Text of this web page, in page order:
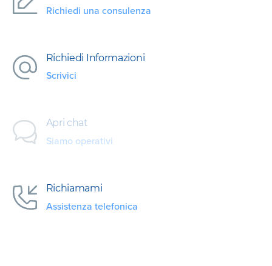
Richiedi una consulenza
Richiedi Informazioni
Scrivici
Apri chat
Siamo operativi
Richiamami
Assistenza telefonica